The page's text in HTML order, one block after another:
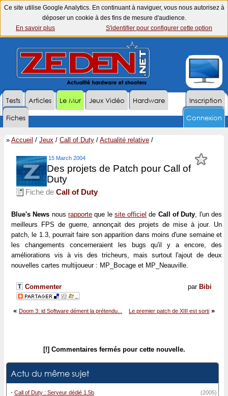
Ce site utilise Google Analytics. En continuant à naviguer, vous nous autorisez à
déposer un cookie à des fins de mesure d'audience.
En savoir plus
S'identifier pour configurer cette option
Inscription
Tests Articles Le Mur Jeux Vidéo
Hardware
Fiches
Connexion
» Accueil / Jeux / Call of Duty / Actualité relative /
15 March 2004
Des projets de Patch pour Call of
Duty
Fiche de Call of Duty
Blue's News nous rapporteque le site officiel de Call of Duty, l'un des
meilleurs FPS de guerre, annonçait des projets de mise à jour. Un
patch, le 1.3, pourrait faire son apparition dans moins d'une semaine et
les changements concerneraient les bugs qu'il y a encore, des
améliorations vis à vis des tricheurs, mais surtout l'ajout de deux
nouvelles cartes multijoueur : MP_Bocage et MP_Neauville.
par Bibi
Commenter
Le premier patch de XIII est sorti »
« Doom 3: id Software dément la prétendu...
[!] Commentaires fermés pour cette nouvelle.
Actu du même sujet
- Call of Duty : Serveur dédié 1.5b (2005)